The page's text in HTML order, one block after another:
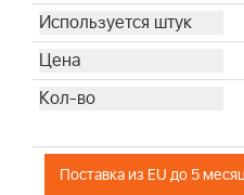
Поставка из EU до 5